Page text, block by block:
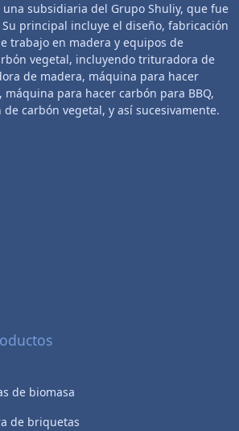
una subsidiaria del Grupo Shuliy, que fue
principal incluye el diseño, fabricación
trabajo en madera y equipos de
vegetal, incluyendo trituradora de
de madera, máquina para hacer
para hacer carbón para BBQ,
carbón vegetal, y así sucesivamente.
de biomasa
de briquetas